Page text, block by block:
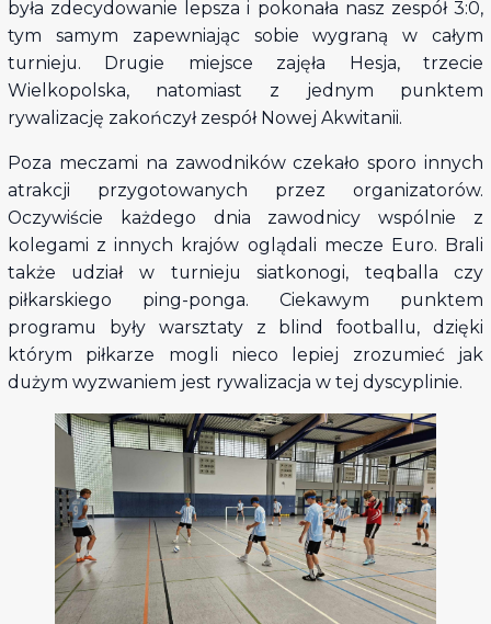
była zdecydowanie lepsza i pokonała nasz zespół 3:0,
tym samym zapewniając sobie wygraną w całym
turnieju. Drugie miejsce zajęła Hesja, trzecie
Wielkopolska, natomiast z jednym punktem
rywalizację zakończył zespół Nowej Akwitanii.
Poza meczami na zawodników czekało sporo innych
atrakcji przygotowanych przez organizatorów.
Oczywiście każdego dnia zawodnicy wspólnie z
kolegami z innych krajów oglądali mecze Euro. Brali
także udział w turnieju siatkonogi, teqballa czy
piłkarskiego ping-ponga. Ciekawym punktem
programu były warsztaty z blind footballu, dzięki
którym piłkarze mogli nieco lepiej zrozumieć jak
dużym wyzwaniem jest rywalizacja w tej dyscyplinie.